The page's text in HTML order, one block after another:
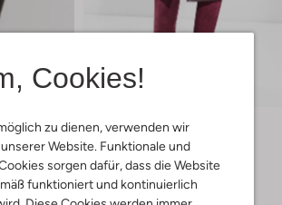
Cookies!
zu dienen, verwenden wir
Website. Funktionale und
sorgen dafür, dass die Website
funktioniert und kontinuierlich
Letzter Artikel
Vanessa Bruno
Midirock
€ 444,99 € 177,99